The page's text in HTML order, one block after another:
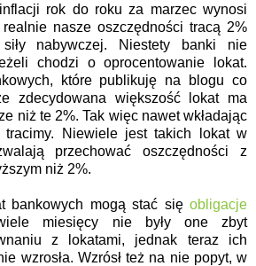
rok do roku za marzec wynosi
nasze oszczędności tracą 2%
nabywczej. Niestety banki nie
chodzi o oprocentowanie lokat.
które publikuję na blogu co
zdecydowana większość lokat ma
niż te 2%. Tak więc nawet wkładając
tracimy. Niewiele jest takich lokat w
przechować oszczędności z
niż 2%.
bankowych mogą stać się obligacje
miesięcy nie były one zbyt
z lokatami, jednak teraz ich
wzrosła. Wzrósł też na nie popyt, w